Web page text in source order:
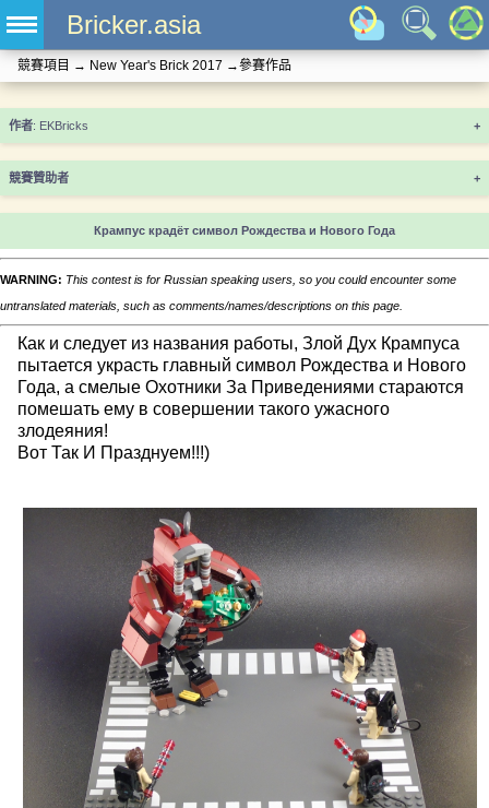
Bricker.asia
競賽項目 → New Year's Brick 2017 →參賽作品
+
競賽贊助者 +
Крампус крадёт символ Рождества и Нового Года
WARNING: This contest is for Russian speaking users, so you could encounter some
untranslated materials, such as comments/names/descriptions on this page.
Как и следует из названия работы, Злой Дух Крампуса
пытается украсть главный символ Рождества и Нового
Года, а смелые Охотники За Приведениями стараются
помешать ему в совершении такого ужасного
злодеяния!
Вот Так И Празднуем!!!)